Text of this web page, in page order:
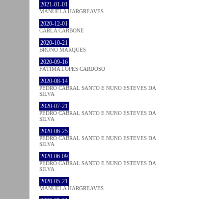
2021-01-01
MANUELA HARGREAVES
2020-12-01
CARLA CARBONE
2020-10-21
BRUNO MARQUES
2020-09-16
FÁTIMA LOPES CARDOSO
2020-08-14
PEDRO CABRAL SANTO E NUNO ESTEVES DA
SILVA
2020-07-21
PEDRO CABRAL SANTO E NUNO ESTEVES DA
SILVA
2020-06-25
PEDRO CABRAL SANTO E NUNO ESTEVES DA
SILVA
2020-06-09
PEDRO CABRAL SANTO E NUNO ESTEVES DA
SILVA
2020-05-21
MANUELA HARGREAVES